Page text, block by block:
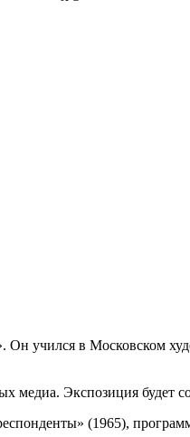
учился в Московском
Экспозиция будет
(1965),